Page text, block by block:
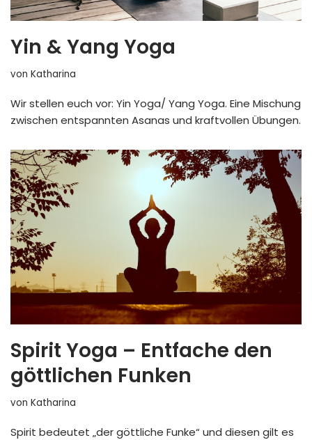
Yin & Yang Yoga
von Katharina
Wir stellen euch vor: Yin Yoga/ Yang Yoga. Eine Mischung
zwischen entspannten Asanas und kraftvollen Übungen.
Spirit Yoga – Entfache den
göttlichen Funken
von Katharina
Spirit bedeutet „der göttliche Funke“ und diesen gilt es